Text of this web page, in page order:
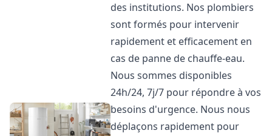
des institutions. Nos plombiers
sont formés pour intervenir
rapidement et efficacement en
cas de panne de chauffe-eau.
Nous sommes disponibles
24h/24, 7j/7 pour répondre à vos
besoins d'urgence. Nous nous
déplaçons rapidement pour